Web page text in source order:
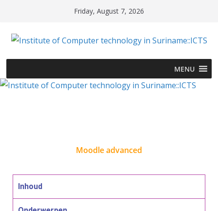
Friday, August 7, 2026
MENU
Moodle advanced
Inhoud